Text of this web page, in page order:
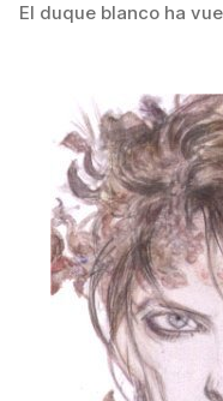
El duque blanco ha